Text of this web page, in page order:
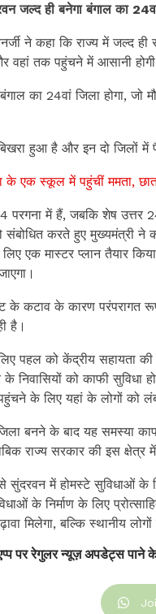
जल्द ही बनेगा बंगाल का
ने कहा कि राज्य में जल्द
वहां तक पहुंचने में आसानी
का 24वां जिला होगा, जो
हुआ है और इन दो जिलों
के एक स्कूल में पहुंचीं ममता,
परगना में हैं, जबकि शेष
संबोधित करते हुए मुख्यमंत्री
एक मास्टर प्लान तैयार
के कटाव के कारण परंपरागत
है।
लिए पहल को केंद्रीय
निवासियों को काफी सुविधा
के लिए यहां के लोगों को
बनने के बाद यह समस्या
राज्य सरकार की इस
सुंदरवन में होमस्टे सुविधाओं के
के निर्माण के लिए
मिलेगा, बल्कि स्थानीय
पर रेगुलर न्यूज़ अपडेट्स पाने